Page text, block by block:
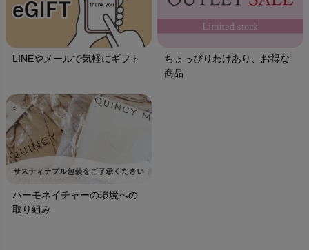
LINEやメールで気軽にギフト
ちょっぴりわけあり、お得な
商品
ハーモネイチャーの環境への
取り組み